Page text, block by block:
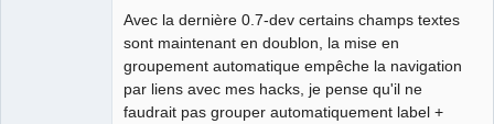
Avec la dernière 0.7-dev certains champs textes
sont maintenant en doublon, la mise en
groupement automatique empêche la navigation
par liens avec mes hacks, je pense qu'il ne
faudrait pas grouper automatiquement label +